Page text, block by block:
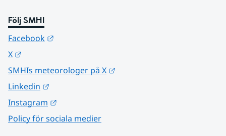
Följ SMHI
Facebook
X
SMHIs meteorologer på X
Linkedin
Instagram
Policy för sociala medier